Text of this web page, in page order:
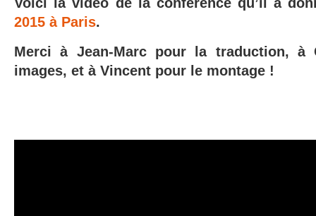
2015 à Paris.
Merci à Jean-Marc pour la traduction, à
images, et à Vincent pour le montage !